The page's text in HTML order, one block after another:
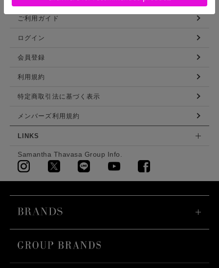
ご利用ガイド
ログイン
会員登録
利用規約
特定商取引法に基づく表示
メンバーズ利用規約
LINKS
Samantha Thavasa Group Info.